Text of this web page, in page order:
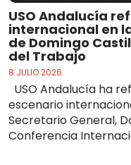
USO Andalucía
internacional en
de Domingo
del Trabajo
8 JULIO 2026
USO Andalucía ha
escenario
Secretario General,
Conferencia